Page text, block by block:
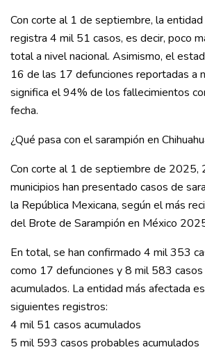
Con corte al 1 de septiembre, la entidad
registra 4 mil 51 casos, es decir, poco
total a nivel nacional. Asimismo, el
16 de las 17 defunciones reportadas a
significa el 94% de los fallecimientos
fecha.
¿Qué pasa con el sarampión en
Con corte al 1 de septiembre de 2025,
municipios han presentado casos de
la República Mexicana, según el más
del Brote de Sarampión en México
En total, se han confirmado 4 mil 353
como 17 defunciones y 8 mil 583
acumulados. La entidad más afectada
siguientes registros:
4 mil 51 casos acumulados
5 mil 593 casos probables acumulados